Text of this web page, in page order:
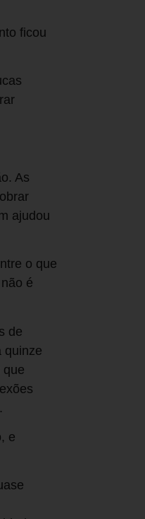
ficou
As
ajudou
o que
é
de
quinze
que
e